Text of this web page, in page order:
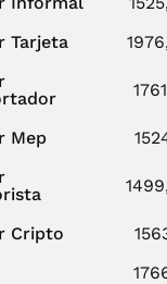
Tarjeta
Mep
Cripto